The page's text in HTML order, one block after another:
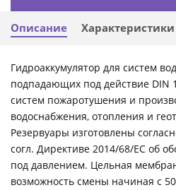
Описание Характеристики
Гидроаккумулятор для систем
подпадающих под действие DIN
систем пожаротушения и
водоснабжения, отопления и
Резервуары изготовлены
согл. Директиве 2014/68/ЕС об
под давлением. Цельная
возможность смены начиная с